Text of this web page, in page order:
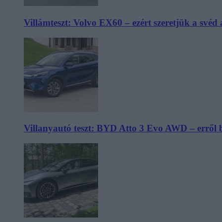
Villámteszt: Volvo EX60 – ezért szeretjük a svéd
Villanyautó teszt: BYD Atto 3 Evo AWD – erről